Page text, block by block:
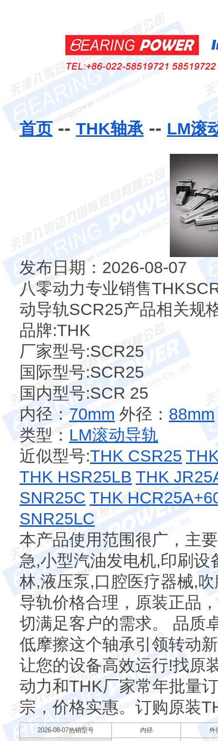
首页-- THK轴承-- LM滚
发布日期：2026-08-07
八零动力专业销售
动导轨SCR25产品相关规
品牌:THK
厂家型号:SCR25
国际型号:SCR25
国内型号:SCR 25
内径： 70mm 外径： 88mm
类型： LM滚动导轨
近似型号:THK CSR25
THK HSR25LB THK
SNR25C THK
SNR25LC
本产品使用范围很广，主
急,小型汽油发电机,印刷
林,液压泵,口腔医疗器械,
导轨价格合理，原装正品
切满足客户的需求。 品质
低摩擦这个轴承引领转动
让您的设备高效运行!找原
动力和THK厂家常年批量
宗，价格实惠。订购原装
2026-08-07热销型号 内径 外